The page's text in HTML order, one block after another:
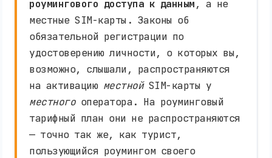
роумингового доступа к данным, а не
местные SIM-карты. Законы об
обязательной регистрации по
удостоверению личности, о которых вы,
возможно, слышали, распространяются
на активацию местнойSIM-карты у
местногооператора. На роуминговый
тарифный план они не распространяются
— точно так же, как турист,
пользующийся роумингом своего